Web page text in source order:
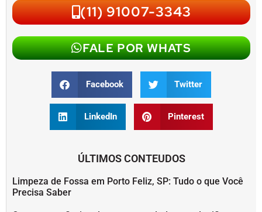
(11) 91007-3343
FALE POR WHATS
Facebook Twitter
LinkedIn Pinterest
ÚLTIMOS CONTEUDOS
Limpeza de Fossa em Porto Feliz, SP: Tudo o que Você
Precisa Saber